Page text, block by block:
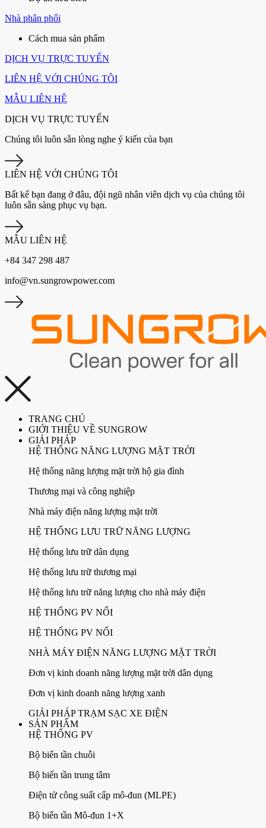
Nhà phân phối
Cách mua sản phẩm
DỊCH VỤ TRỰC TUYẾN
LIÊN HỆ VỚI CHÚNG TÔI
MẪU LIÊN HỆ
DỊCH VỤ TRỰC TUYẾN
Chúng tôi luôn sẵn lòng nghe ý kiến của bạn
LIÊN HỆ VỚI CHÚNG TÔI
Bất kể bạn đang ở đâu, đội ngũ nhân viên dịch vụ của chúng tôi
luôn sẵn sàng phục vụ bạn.
MẪU LIÊN HỆ
+84 347 298 487
info@vn.sungrowpower.com
TRANG CHỦ
GIỚI THIỆU VỀ SUNGROW
GIẢI PHÁP
HỆ THỐNG NĂNG LƯỢNG MẶT TRỜI
Hệ thống năng lượng mặt trời hộ gia đình
Thương mại và công nghiệp
Nhà máy điện năng lượng mặt trời
HỆ THỐNG LƯU TRỮ NĂNG LƯỢNG
Hệ thống lưu trữ dân dụng
Hệ thống lưu trữ thương mại
Hệ thống lưu trữ năng lượng cho nhà máy điện
HỆ THỐNG PV NỔI
HỆ THỐNG PV NỔI
NHÀ MÁY ĐIỆN NĂNG LƯỢNG MẶT TRỜI
Đơn vị kinh doanh năng lượng mặt trời dân dụng
Đơn vị kinh doanh năng lượng xanh
GIẢI PHÁP TRẠM SẠC XE ĐIỆN
SẢN PHẨM
HỆ THỐNG PV
Bộ biến tần chuỗi
Bộ biến tần trung tâm
Điện tử công suất cấp mô-đun (MLPE)
Bộ biến tần Mô-đun 1+X